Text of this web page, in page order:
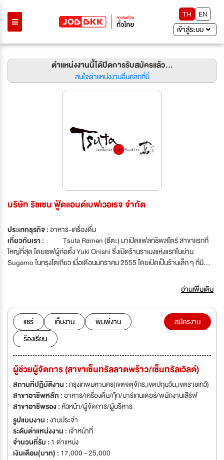
TH
EN
เข้าสู่ระบบ
ตำแหน่งงานนี้ได้ปิดการรับสมัครแล้ว...
สนใจตำแหน่งงานอื่นคลิกที่นี่
บริษัท ริชเซน ฟู้ดแอนด์เบฟเวอเรจ จำกัด
ประเภทธุรกิจ :อาหาร-เครื่องดื่ม
เกี่ยวกับเรา :
Tsuta Ramen (ซึตะ) มาเปิดแฟลกชิพสโตร์ สาขาแรกที่
ใหญ่ที่สุด โดยเชฟผู้ก่อตั้ง Yuki Onishi ซึ่งเปิดร้านราเมงแห่งแรกในย่าน
Sugamo ในกรุงโตเกียว เมื่อเดือนมกราคม 2555 โดยเปิดเป็นร้านเล็ก ๆ ที่มี
สอนของบรรพบุรุษ ที่ถ่ายทอดวิธีการปรุงโดยใช้วัตถุดิบจากธรรมชาติ ในการ
ทำอาหารมาพัฒนาและสร้างสรรค์เมนูราเมงของตัวเอง โดยอาศัยศิลปะการ
สร้างสรรค์รสชาติดั้งเดิม จึงทำให้ Tsuta เป็นราเมงที่มีความซับซ้อนของรสชาติ
อีกทั้งความพิถีพิถันในการคัดสรรวัตถุดิบจากธรรมชาติ และไม่ใช้ผงชูรสแต่ยัง
คงเอกลักษณ์ความอร่อยของราเมงไว้อยู่ทำให้ Tsuta เป็นร้านราเมงแห่งแรกที่ได้
รับรางวัลมิชลินสตาร์ 1 ดาว ติดต่อกันมา 4 ปี(THE WORLD’S FIRST
MICHEIN-STARRED RAMEN) ตั้งแต่ปี 2016 - 2019
อ่านเพิ่มเติม
แชร์ เก็บงาน
พิมพ์งาน
ร้องเรียน
สมัครงาน
ผู้ช่วยผู้จัดการ (สาขาเซ็นทรัลลาดพร้าว/เซ็นทรัลเวิลด์)
สถานที่ปฏิบัติงาน :กรุงเทพมหานคร(เขตจตุจักร,เขตปทุมวัน,เขตราชเทวี)
สาขาอาชีพหลัก :อาหาร/เครื่องดื่ม/กุ๊ก/บาร์เทนเดอร์/พนักงานเสิร์ฟ
สาขาอาชีพรอง :หัวหน้า/ผู้จัดการ/ผู้บริหาร
รูปแบบงาน :งานประจำ
ระดับตำแหน่งงาน : เจ้าหน้าที่
จำนวนที่รับ : 1 ตำแหน่ง
เงินเดือน(บาท) : 17,000 - 25,000